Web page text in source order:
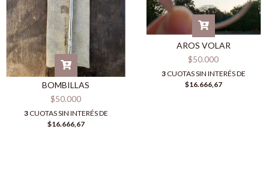
BOMBILLAS
$50.000
3CUOTAS SIN INTERÉS DE
$16.666,67
AROS VOLAR
$50.000
3CUOTAS SIN INTERÉS DE
$16.666,67